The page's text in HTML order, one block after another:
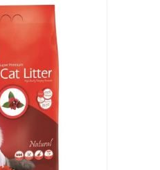
svaigu un komfortablu
efektīvām un maigi
Baby Powder
visā Latvijā un
smiltis